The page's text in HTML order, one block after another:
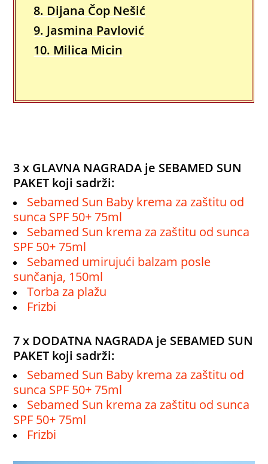
8. Dijana Čop Nešić
9. Jasmina Pavlović
10. Milica Micin
3 x GLAVNA NAGRADA je SEBAMED SUN
PAKET koji sadrži:
Sebamed Sun Baby krema za zaštitu od
sunca SPF 50+ 75ml
Sebamed Sun krema za zaštitu od sunca
SPF 50+ 75ml
Sebamed umirujući balzam posle
sunčanja, 150ml
Torba za plažu
Frizbi
7 x DODATNA NAGRADA je SEBAMED SUN
PAKET koji sadrži:
Sebamed Sun Baby krema za zaštitu od
sunca SPF 50+ 75ml
Sebamed Sun krema za zaštitu od sunca
SPF 50+ 75ml
Frizbi